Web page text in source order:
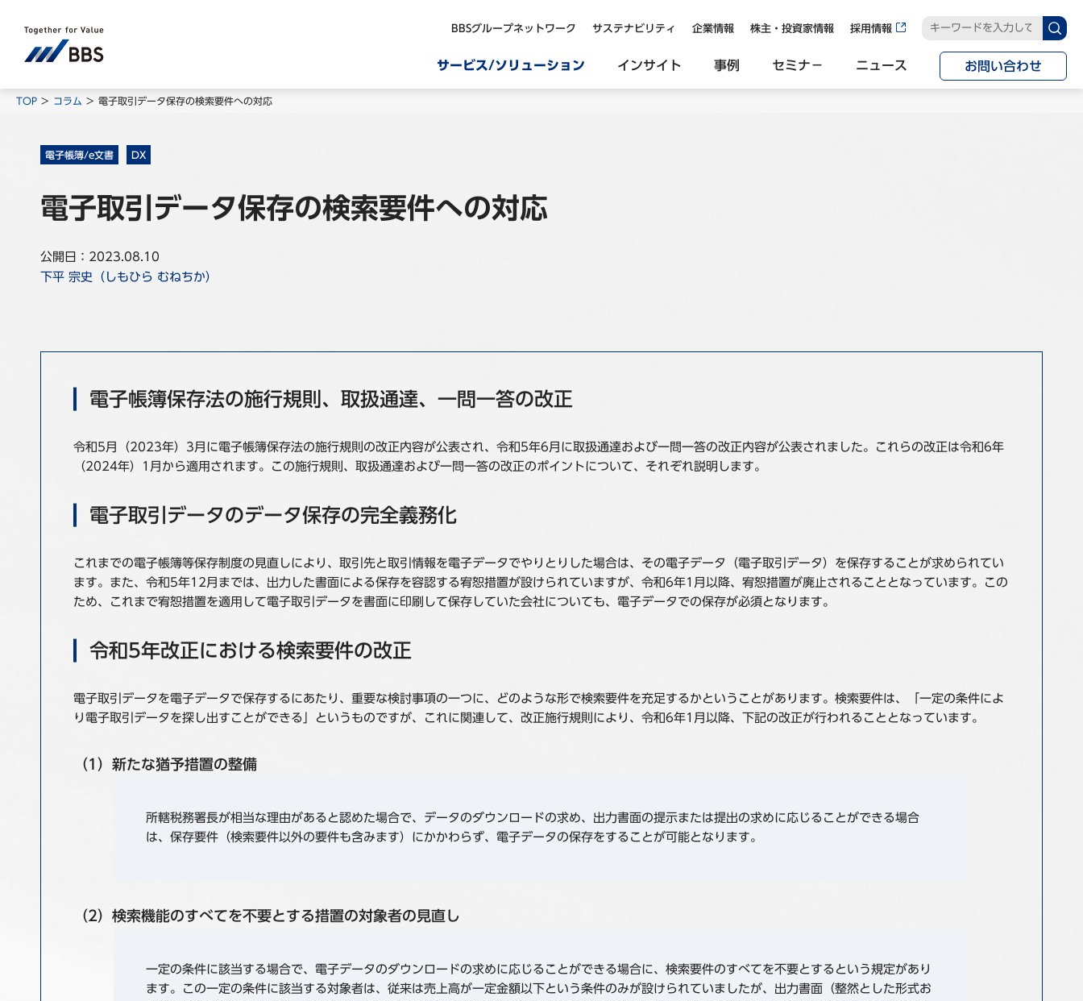
BBSグループネットワーク サステナビリティ 企業情報 株主・投資家情報 採用情報
サービス/ソリューション インサイト 事例 セミナ− ニュース お問い合わせ
TOP コラム 電子取引データ保存の検索要件への対応
電子帳簿/e文書 DX
電子取引データ保存の検索要件への対応
公開日：2023.08.10
下平 宗史（しもひら むねちか）
電子帳簿保存法の施行規則、取扱通達、一問一答の改正
令和5月（2023年）3月に電子帳簿保存法の施行規則の改正内容が公表され、令和5年6月に取扱通達および一問一答の改正内容が公表されました。これらの改正は令和6年
（2024年）1月から適用されます。この施行規則、取扱通達および一問一答の改正のポイントについて、それぞれ説明します。
電子取引データのデータ保存の完全義務化
これまでの電子帳簿等保存制度の見直しにより、取引先と取引情報を電子データでやりとりした場合は、その電子データ（電子取引データ）を保存することが求められてい
ます。また、令和5年12月までは、出力した書面による保存を容認する宥恕措置が設けられていますが、令和6年1月以降、宥恕措置が廃止されることとなっています。この
ため、これまで宥恕措置を適用して電子取引データを書面に印刷して保存していた会社についても、電子データでの保存が必須となります。
令和5年改正における検索要件の改正
電子取引データを電子データで保存するにあたり、重要な検討事項の一つに、どのような形で検索要件を充足するかということがあります。検索要件は、「一定の条件によ
り電子取引データを探し出すことができる」というものですが、これに関連して、改正施行規則により、令和6年1月以降、下記の改正が行われることとなっています。
（1）新たな猶予措置の整備
所轄税務署長が相当な理由があると認めた場合で、データのダウンロードの求め、出力書面の提示または提出の求めに応じることができる場合
は、保存要件（検索要件以外の要件も含みます）にかかわらず、電子データの保存をすることが可能となります。
（2）検索機能のすべてを不要とする措置の対象者の見直し
一定の条件に該当する場合で、電子データのダウンロードの求めに応じることができる場合に、検索要件のすべてを不要とするという規定があり
ます。この一定の条件に該当する対象者は、従来は売上高が一定金額以下という条件のみが設けられていましたが、出力書面（整然とした形式お